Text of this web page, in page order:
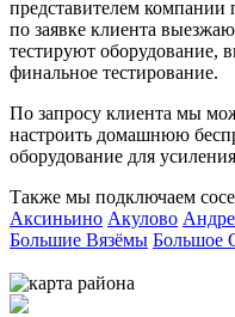
представителем компании
по заявке клиента
тестируют
финальное тестирование.
По запросу клиента мы
настроить домашнюю
оборудование для
Также мы подключаем
Аксиньино Акулово
Большие Вязёмы Большое